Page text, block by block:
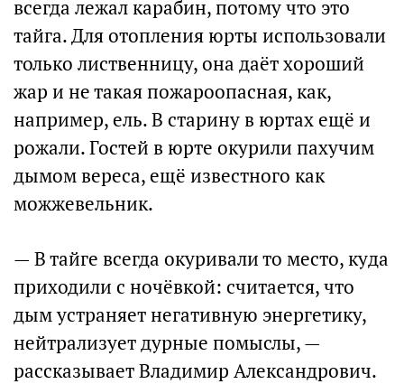
всегда лежал карабин, потому что это
тайга. Для отопления юрты использовали
только лиственницу, она даёт хороший
жар и не такая пожароопасная, как,
например, ель. В старину в юртах ещё и
рожали. Гостей в юрте окурили пахучим
дымом вереса, ещё известного как
можжевельник.
— В тайге всегда окуривали то место, куда
приходили с ночёвкой: считается, что
дым устраняет негативную энергетику,
нейтрализует дурные помыслы, —
рассказывает Владимир Александрович.